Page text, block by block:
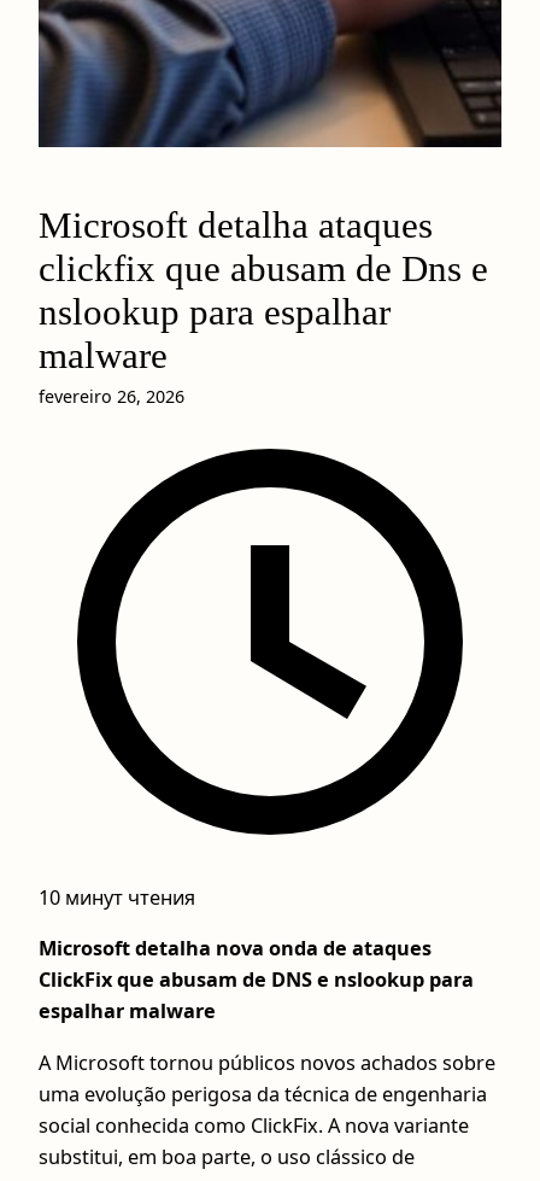
Microsoft detalha ataques
clickfix que abusam de Dns e
nslookup para espalhar
malware
fevereiro 26, 2026
10 минут чтения
Microsoft detalha nova onda de ataques
ClickFix que abusam de DNS e nslookup para
espalhar malware
A Microsoft tornou públicos novos achados sobre
uma evolução perigosa da técnica de engenharia
social conhecida como ClickFix. A nova variante
substitui, em boa parte, o uso clássico de